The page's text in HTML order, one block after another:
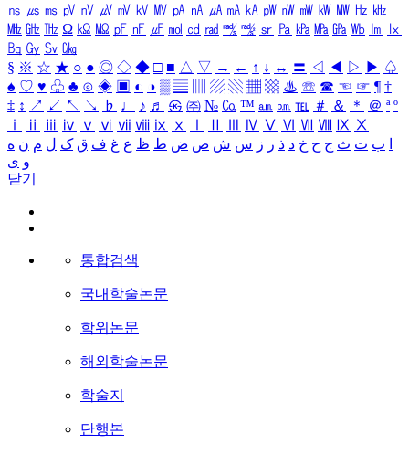
㎱ ㎲ ㎳ ㎴ ㎵ ㎶ ㎷ ㎸ ㎹ ㎀ ㎁ ㎂ ㎃ ㎄ ㎺ ㎻ ㎽ ㎾ ㎿ ㎐ ㎑
㎒ ㎓ ㎔ Ω ㏀ ㏁ ㎊ ㎋ ㎌ ㏖ ㏅ ㎭ ㎮ ㎯ ㏛ ㎩ ㎪ ㎫ ㎬ ㏝ ㏐
㏓
㏃ ㏉ ㏜ ㏆
§ ※ ☆ ★ ○ ● ◎ ◇ ◆ □ ■ △ ▽ → ← ↑ ↓ ↔ 〓 ◁ ◀ ▷ ▶ ♤
♠ ♡ ♥ ♧ ♣ ⊙ ◈ ▣ ◐ ◑ ▒ ▤ ▨ ▧ ▦ ▩ ♨ ☏ ☎ ☜ ☞ ¶ †
‡ ↕ ↗ ↙ ↖ ↘ ♭ ♩ ♪ ♬ ㉿ ㈜ № ㏇ ™ ㏂ ㏘ ℡ ＃ ＆ ＊ ＠ ª º
ⅰ
ⅱ ⅲ ⅳ ⅴ ⅵ ⅶ ⅷ ⅸ ⅹ Ⅳ Ⅴ Ⅵ Ⅶ Ⅷ Ⅸ Ⅹ
ب ت ث ج ح خ د ذ ر ز س ش ص ض ط ظ ع غ ف ق ک ل م ن ه
و ی
닫기
통합검색
국내학술논문
학위논문
해외학술논문
학술지
단행본